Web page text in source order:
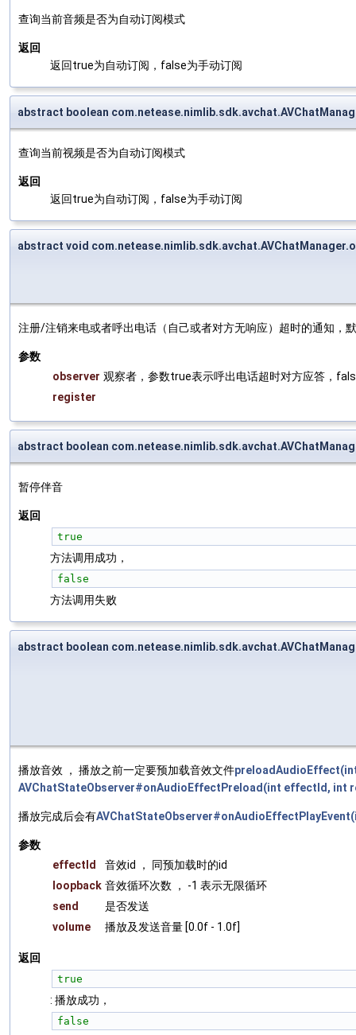
查询当前音频是否为自动订阅模式
返回
返回true为自动订阅，false为手动订阅
abstract boolean
查询当前视频是否为自动订阅模式
返回
返回true为自动订阅，false为手动订阅
abstract void
注册/注销来电或者呼出电话（自己或者对方无响应）超时的通知，
参数
observer 观察者，参数true表示呼出电话超时对方应答，
register
abstract boolean
暂停伴音
返回
true
方法调用成功，
false
方法调用失败
abstract boolean
播放音效 ， 播放之前一定要预加载音效文件
AVChatStateObserver#onAudioEffectPreload(int effectId, int
播放完成后会有
参数
effectId
音效id ， 同预加载时的id
loopback 音效循环次数 ， -1 表示无限循环
send
是否发送
volume
播放及发送音量 [0.0f - 1.0f]
返回
true
: 播放成功，
false